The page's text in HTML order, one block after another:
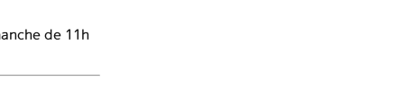
de 11h